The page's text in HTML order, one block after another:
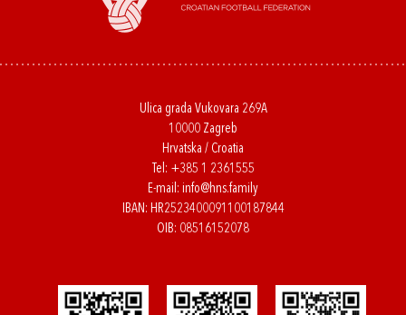
Ulica grada Vukovara 269A
10000 Zagreb
Hrvatska / Croatia
Tel: +385 1 2361555
E-mail: info@hns.family
IBAN: HR2523400091100187844
OIB: 08516152078